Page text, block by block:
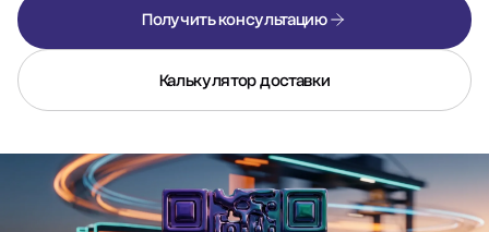
Получить консультацию
Калькулятор доставки